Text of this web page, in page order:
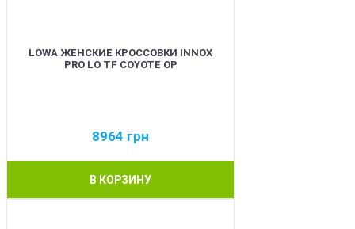
LOWA ЖЕНСКИЕ КРОССОВКИ INNOX
PRO LO TF COYOTE OP
8964 грн
В КОРЗИНУ